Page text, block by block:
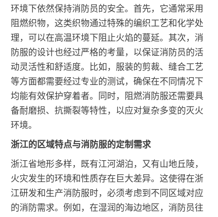
环境下依然保持消防员的安全。首先，它通常采用
阻燃织物，这类织物通过特殊的编织工艺和化学处
理，可以在高温环境下阻止火焰的蔓延。其次，消
防服的设计也经过严格的考量，以保证消防员的活
动灵活性和舒适度。比如，服装的剪裁、缝合工艺
等方面都需要经过专业的测试，确保在不同情况下
均能有效保护穿着者。同时，阻燃消防服还需要具
备耐磨损、抗撕裂等特性，以应对复杂多变的灭火
环境。
浙江的区域特点与消防服的定制需求
浙江省地形多样，既有江河湖泊，又有山地丘陵，
火灾发生的环境和性质存在巨大差异。这使得在浙
江研发和生产消防服时，必须考虑到不同区域对应
的消防需求。例如，在湿润的海边地区，消防员往